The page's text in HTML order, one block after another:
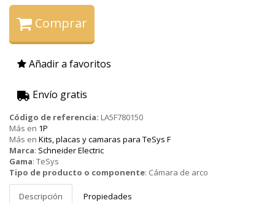
Comprar
Añadir a favoritos
Envío gratis
Código de referencia: LA5F780150
Más en 1P
Más en Kits, placas y camaras para TeSys F
Marca: Schneider Electric
Gama: TeSys
Tipo de producto o componente: Cámara de arco
Descripción Propiedades